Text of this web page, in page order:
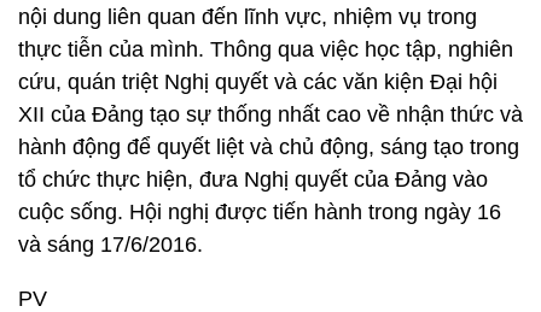
nội dung liên quan đến lĩnh vực, nhiệm vụ trong
thực tiễn của mình. Thông qua việc học tập, nghiên
cứu, quán triệt Nghị quyết và các văn kiện Đại hội
XII của Đảng tạo sự thống nhất cao về nhận thức và
hành động để quyết liệt và chủ động, sáng tạo trong
tổ chức thực hiện, đưa Nghị quyết của Đảng vào
cuộc sống. Hội nghị được tiến hành trong ngày 16
và sáng 17/6/2016.
PV